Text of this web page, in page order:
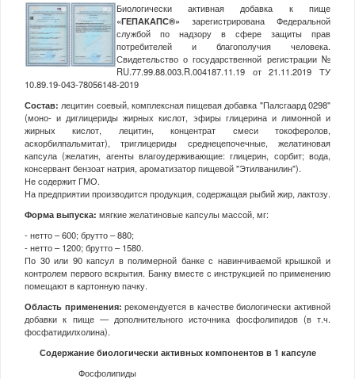
Биологически активная добавка к пище
«ГЕПАКАПС®» зарегистрирована Федеральной
службой по надзору в сфере защиты прав
потребителей и благополучия человека.
Свидетельство о государственной регистрации №
RU.77.99.88.003.R.004187.11.19 от 21.11.2019 ТУ
10.89.19-043-78056148-2019
Состав: лецитин соевый, комплексная пищевая добавка "Палсгаард 0298"
(моно- и диглицериды жирных кислот, эфиры глицерина и лимонной и
жирных кислот, лецитин, концентрат смеси токоферолов,
аскорбилпальмитат), триглицериды среднецепочечные, желатиновая
капсула (желатин, агенты влагоудерживающие: глицерин, сорбит; вода,
консервант бензоат натрия, ароматизатор пищевой "Этилванилин").
Не содержит ГМО.
На предприятии производится продукция, содержащая рыбий жир, лактозу.
Форма выпуска: мягкие желатиновые капсулы массой, мг:
- нетто – 600; брутто – 880;
- нетто – 1200; брутто – 1580.
По 30 или 90 капсул в полимерной банке с навинчиваемой крышкой и
контролем первого вскрытия. Банку вместе с инструкцией по применению
помещают в картонную пачку.
Область применения: рекомендуется в качестве биологически активной
добавки к пище — дополнительного источника фосфолипидов (в т.ч.
фосфатидилхолина).
Содержание биологически активных компонентов в 1 капсуле
Фосфолипиды